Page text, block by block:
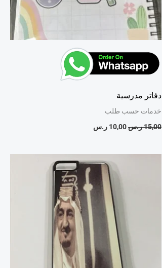
دفاتر مدرسية
خدمات حسب طلب
15,00ر.س10,00 ر.س